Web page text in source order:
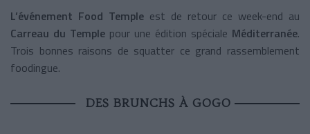
L’événement Food Temple est de retour ce week-end au
Carreau du Temple pour une édition spéciale Méditerranée.
Trois bonnes raisons de squatter ce grand rassemblement
foodingue.
DES BRUNCHS À GOGO